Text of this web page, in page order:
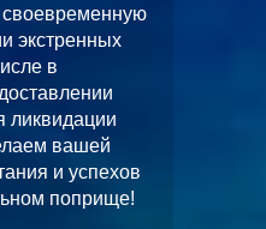
за
по
ФОК ГБУ
надеемся, что